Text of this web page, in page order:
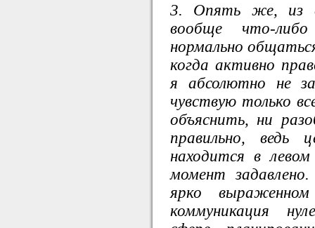
3. Опять же, из
вообще что-
нормально
когда активно
я абсолютно не
чувствую только
объяснить, ни
правильно, ведь
находится в
момент
ярко
коммуникация